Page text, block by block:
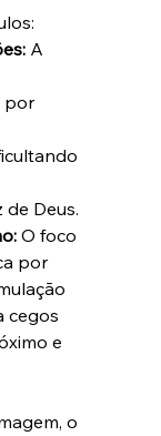
A
por
de Deus.
O foco
por
cegos
e
o